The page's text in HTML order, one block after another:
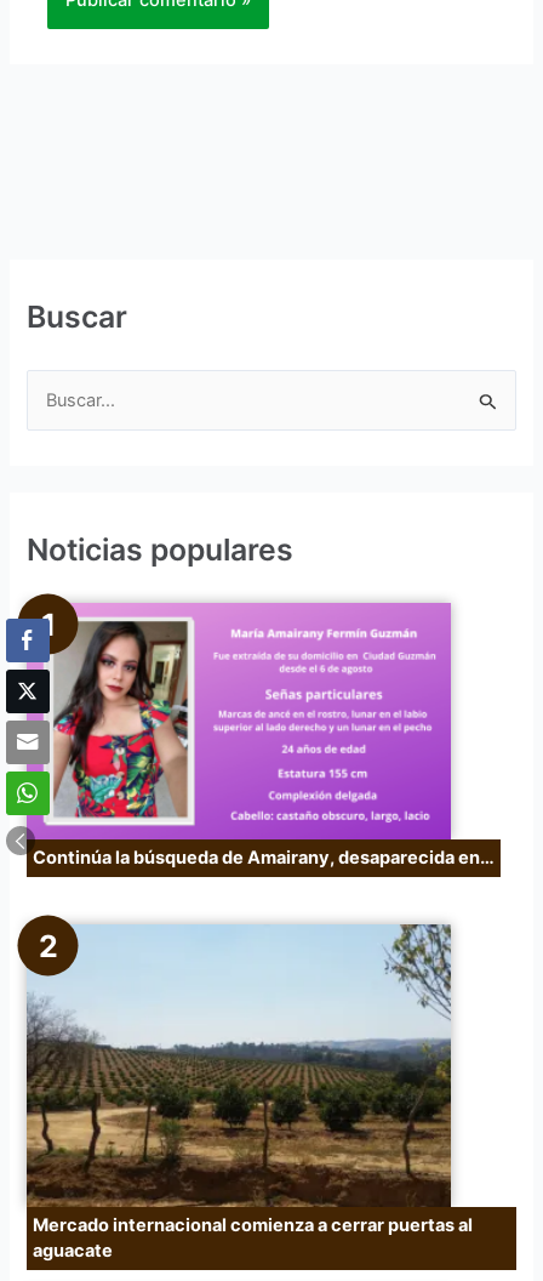
Buscar
a
p
o
r
:
Noticias populares
Continúa la búsqueda de Amairany, desaparecida en…
Mercado internacional comienza a cerrar puertas al
aguacate